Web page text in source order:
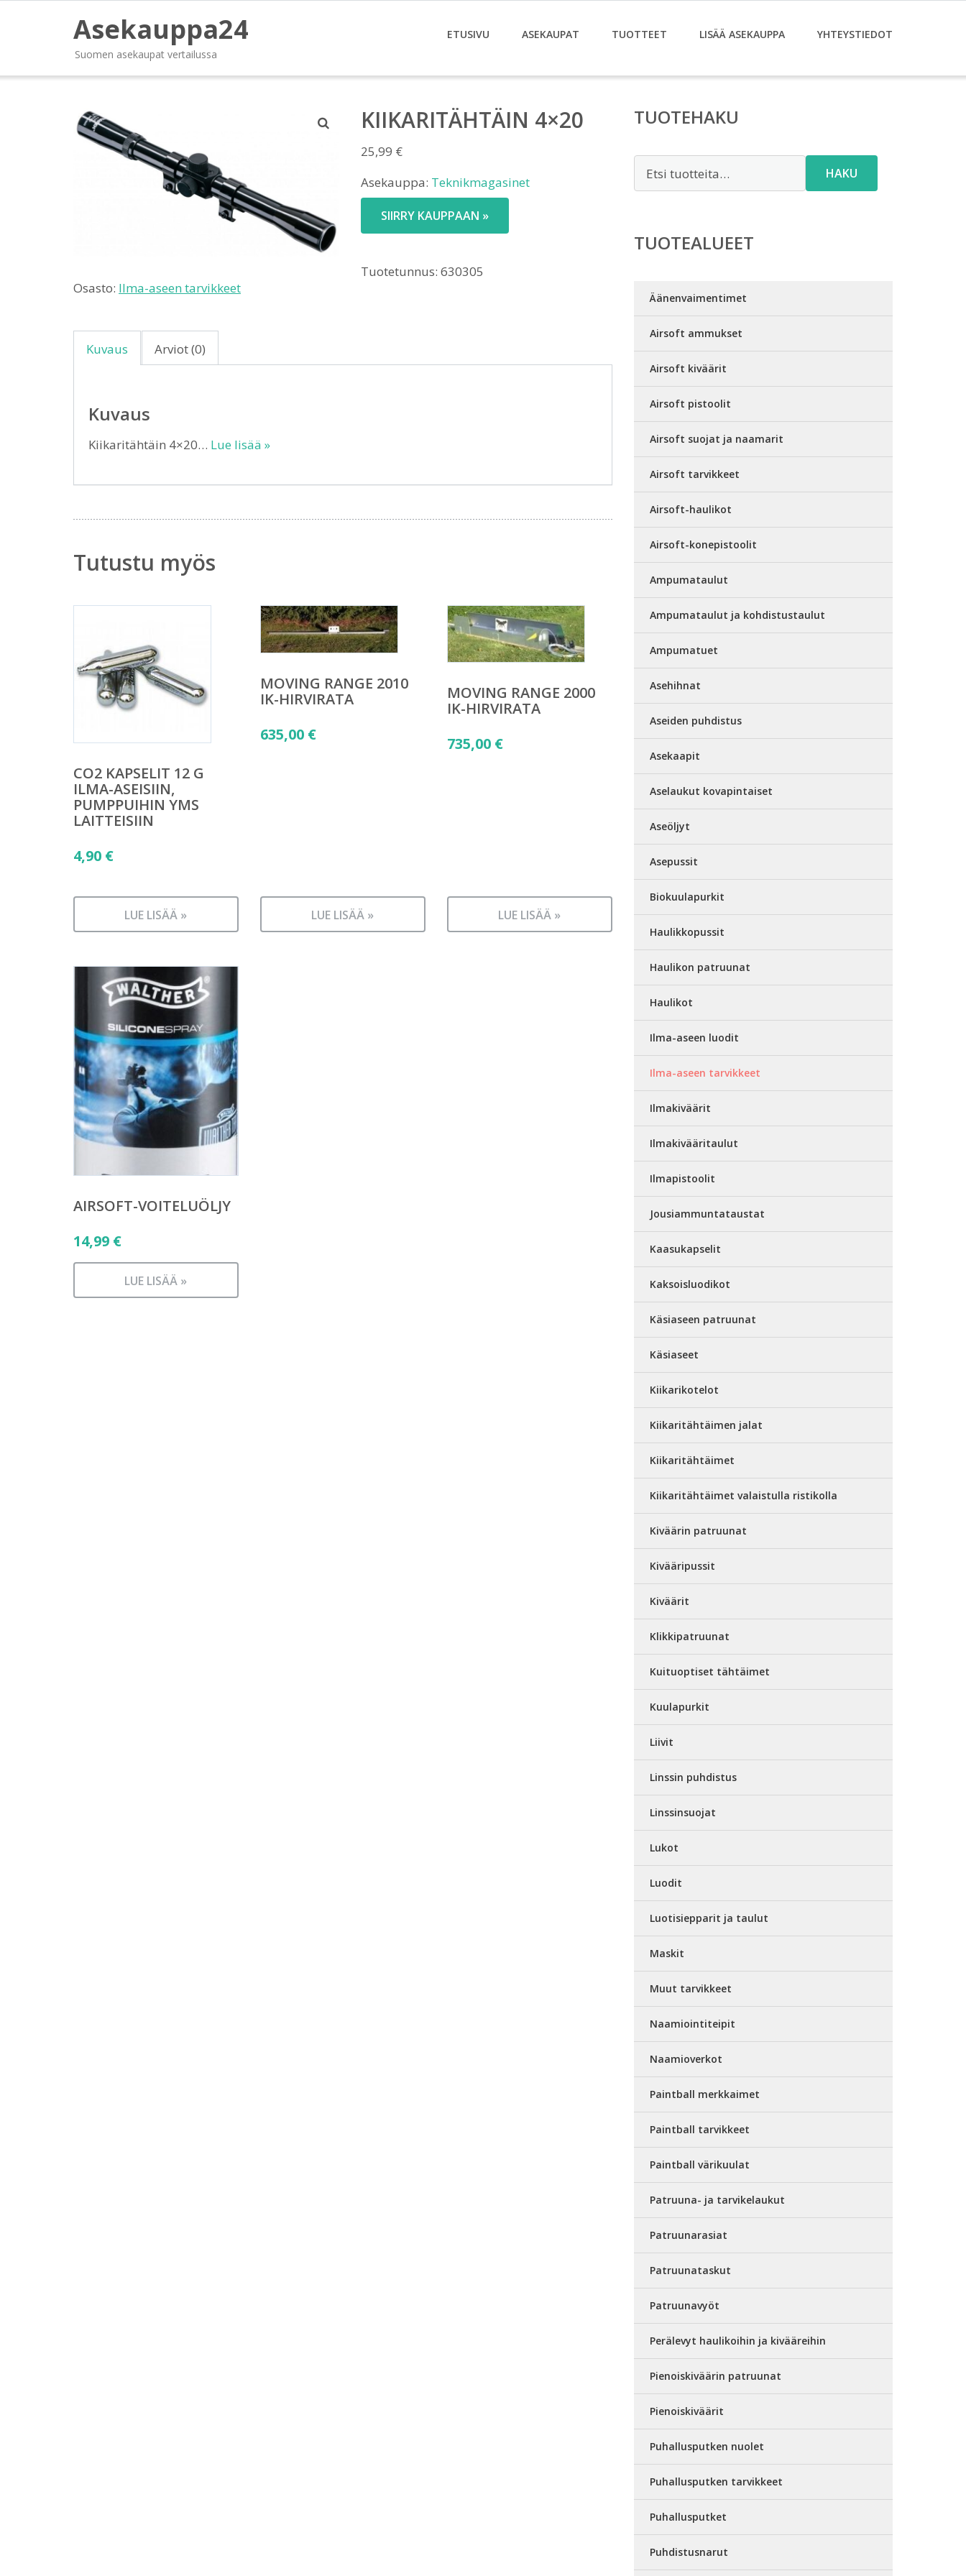
Asekauppa24
Suomen asekaupat vertailussa
ETUSIVU ASEKAUPAT TUOTTEET LISÄÄ ASEKAUPPA YHTEYSTIEDOT
KIIKARITÄHTÄIN 4×20
25,99 €
Asekauppa: Teknikmagasinet
SIIRRY KAUPPAAN »
Tuotetunnus: 630305
Osasto: Ilma-aseen tarvikkeet
Kuvaus Arviot (0)
Kuvaus
Kiikaritähtäin 4×20… Lue lisää »
Tutustu myös
CO2 KAPSELIT 12 G
ILMA-ASEISIIN,
PUMPPUIHIN YMS
LAITTEISIIN
4,90 €
LUE LISÄÄ »
MOVING RANGE 2010
IK-HIRVIRATA
635,00 €
LUE LISÄÄ »
MOVING RANGE 2000
IK-HIRVIRATA
735,00 €
LUE LISÄÄ »
AIRSOFT-VOITELUÖLJY
14,99 €
LUE LISÄÄ »
TUOTEHAKU
HAKU
TUOTEALUEET
Äänenvaimentimet
Airsoft ammukset
Airsoft kiväärit
Airsoft pistoolit
Airsoft suojat ja naamarit
Airsoft tarvikkeet
Airsoft-haulikot
Airsoft-konepistoolit
Ampumataulut
Ampumataulut ja kohdistustaulut
Ampumatuet
Asehihnat
Aseiden puhdistus
Asekaapit
Aselaukut kovapintaiset
Aseöljyt
Asepussit
Biokuulapurkit
Haulikkopussit
Haulikon patruunat
Haulikot
Ilma-aseen luodit
Ilma-aseen tarvikkeet
Ilmakiväärit
Ilmakivääritaulut
Ilmapistoolit
Jousiammuntataustat
Kaasukapselit
Kaksoisluodikot
Käsiaseen patruunat
Käsiaseet
Kiikarikotelot
Kiikaritähtäimen jalat
Kiikaritähtäimet
Kiikaritähtäimet valaistulla ristikolla
Kiväärin patruunat
Kivääripussit
Kiväärit
Klikkipatruunat
Kuituoptiset tähtäimet
Kuulapurkit
Liivit
Linssin puhdistus
Linssinsuojat
Lukot
Luodit
Luotisiepparit ja taulut
Maskit
Muut tarvikkeet
Naamiointiteipit
Naamioverkot
Paintball merkkaimet
Paintball tarvikkeet
Paintball värikuulat
Patruuna- ja tarvikelaukut
Patruunarasiat
Patruunataskut
Patruunavyöt
Perälevyt haulikoihin ja kivääreihin
Pienoiskiväärin patruunat
Pienoiskiväärit
Puhallusputken nuolet
Puhallusputken tarvikkeet
Puhallusputket
Puhdistusnarut